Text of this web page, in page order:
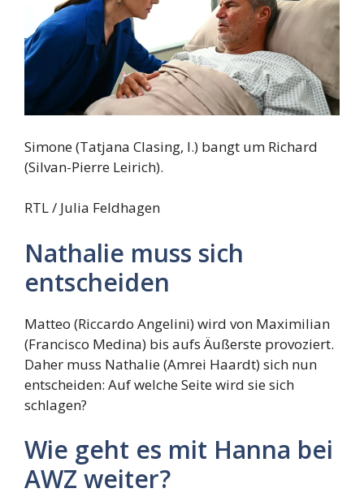
Simone (Tatjana Clasing, l.) bangt um Richard
(Silvan-Pierre Leirich).
RTL / Julia Feldhagen
Nathalie muss sich
entscheiden
Matteo (Riccardo Angelini) wird von Maximilian
(Francisco Medina) bis aufs Äußerste provoziert.
Daher muss Nathalie (Amrei Haardt) sich nun
entscheiden: Auf welche Seite wird sie sich
schlagen?
Wie geht es mit Hanna bei
AWZ weiter?